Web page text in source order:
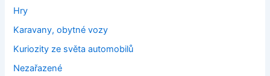
Hry
Karavany, obytné vozy
Kuriozity ze světa automobilů
Nezařazené